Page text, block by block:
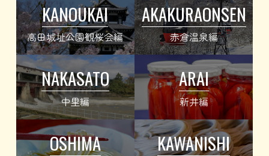
KANOUKAI
高田城址公園観桜会編
AKAKURAONSEN
赤倉温泉編
NAKASATO
中里編
ARAI
新井編
OSHIMA KAWANISHI